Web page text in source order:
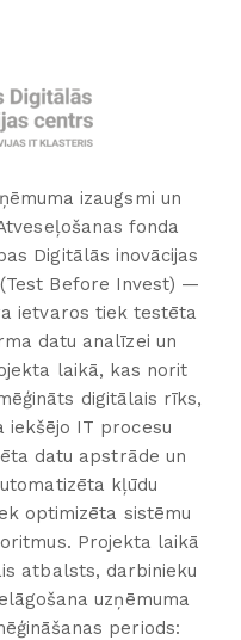
izaugsmi un
fonda
Digitālās inovācijas
Before Invest) —
ietvaros tiek testēta
datu analīzei un
laikā, kas norit
digitālais rīks,
iekšējo IT procesu
datu apstrāde un
kļūdu
optimizēta sistēmu
Projekta laikā
atbalsts, darbinieku
uzņēmuma
periods: